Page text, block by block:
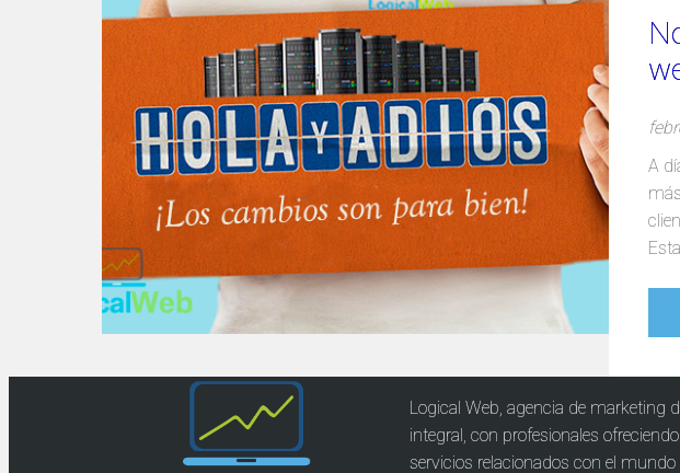
A
Logical Web, agencia de marketing
integral, con profesionales ofreciendo
servicios relacionados con el mundo